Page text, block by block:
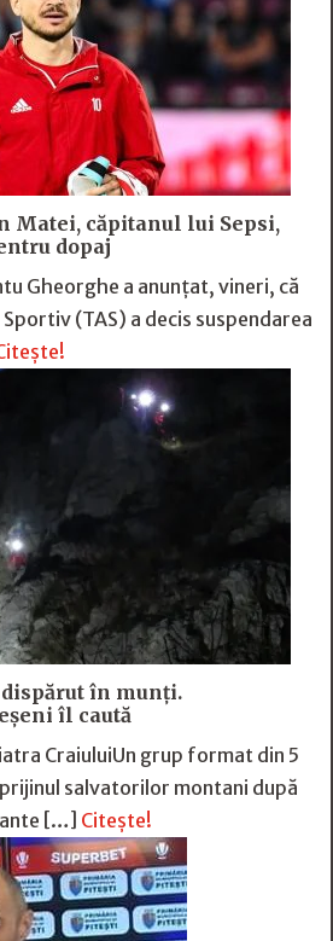
Matei, căpitanul lui Sepsi,
dopaj
Gheorghe a anunțat, vineri, că
(TAS) a decis suspendarea
în munți.
îl caută
CraiuluiUn grup format din 5
salvatorilor montani după
[…] Citește!